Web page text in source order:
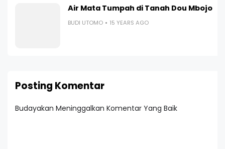
Air Mata Tumpah di Tanah Dou Mbojo
BUDI UTOMO 15 YEARS AGO
Posting Komentar
Budayakan Meninggalkan Komentar Yang Baik